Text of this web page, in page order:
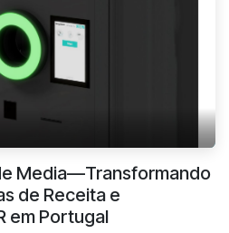
Media—Transformando
de Receita e
em Portugal